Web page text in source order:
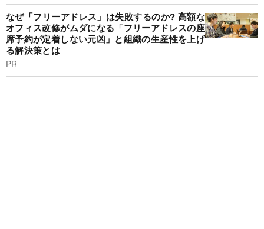
なぜ「フリーアドレス」は失敗するのか? 高額な
オフィス改修がムダになる「フリーアドレスの座
席予約が定着しない元凶」と組織の生産性を上げ
る解決策とは
PR